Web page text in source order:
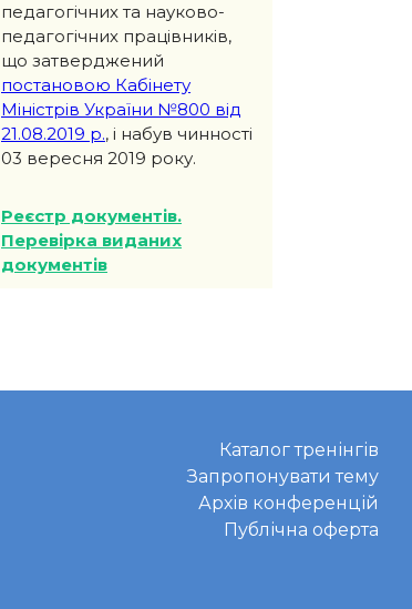
педагогічних та науково-
педагогічних працівників,
що затверджений
постановою Кабінету
Міністрів України №800 від
21.08.2019 р., і набув чинності
03 вересня 2019 року.
Реєстр документів.
Перевірка виданих
документів
Каталог тренінгів
Запропонувати тему
Архів конференцій
Публічна оферта